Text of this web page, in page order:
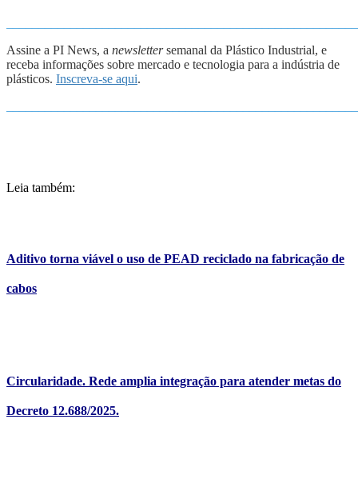
Assine a PI News, a newslettersemanal da Plástico Industrial, e
receba informações sobre mercado e tecnologia para a indústria de
plásticos. Inscreva-se aqui.
Leia também:
Aditivo torna viável o uso de PEAD reciclado na fabricação de
cabos
Circularidade. Rede amplia integração para atender metas do
Decreto 12.688/2025.